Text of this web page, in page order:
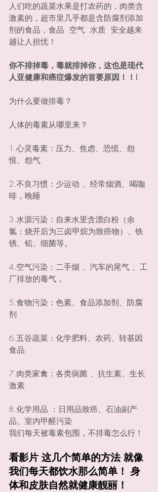
人们吃的蔬菜水果是打农药的，肉类含
激素的，超市里几乎都是含防腐剂添加
剂的食品，食品  空气  水质  安全越来
越让人担忧！
你不排掉毒，毒就排掉你，这也是现代
人亚健康和癌症爆发的首要原因！！!
为什么要做排毒？
人体的毒素从哪里来？
1.心灵毒素：压力、焦虑、恐慌、怨
恨、怨气
2.不良习惯：少运动 、经常烟酒、喝咖
啡，晚睡
3.水源污染：自来水里含漂白粉（余
氯：烧开后为三卤甲烷为致癌物）、铁
锈、铅、细菌等。
4.空气污染：二手烟 、汽车的尾气 、工
厂排放的毒气 。
5.食物污染：色素、食品添加剂、防腐
剂
6.五谷蔬菜：化学肥料、农药、转基因
食品
7.肉类家禽：各类病菌 、抗生素、生长
激素
8.化学用品 ：日用品致癌、石油副产
品、室内甲醛污染
我们每天被毒素包围，不排毒怎么行！
看影片 这几个简单的方法 就像
我们每天都饮水那么简单！ 身
体和皮肤自然就健康靓丽！